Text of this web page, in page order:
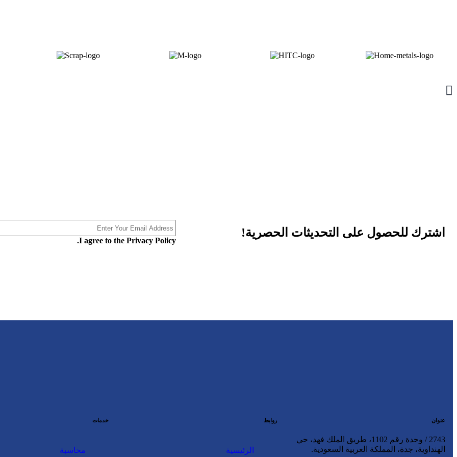
اشترك للحصول على التحديثات الحصرية!
I agree to the Privacy Policy.
عنوان
2743 / وحدة رقم 1102، طريق الملك فهد، حي
الهنداوية، جدة، المملكة العربية السعودية.
روابط
الرئيسية
خدمات
محاسبة